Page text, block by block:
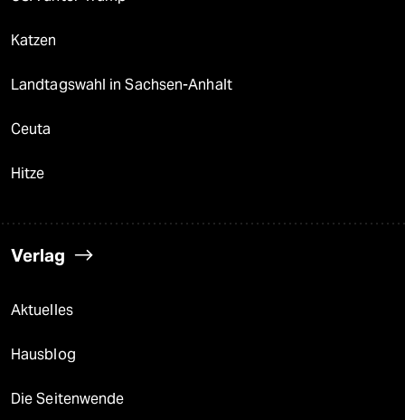
Katzen
Landtagswahl in Sachsen-Anhalt
Ceuta
Hitze
Verlag
Aktuelles
Hausblog
Die Seitenwende